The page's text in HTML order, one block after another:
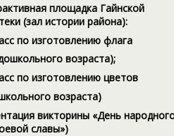
площадка Гайнской
(зал истории района):
по изготовлению флага
возраста);
по изготовлению цветов
возраста)
викторины «День
славы»)